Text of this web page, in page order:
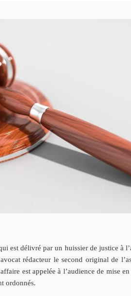
est délivré par un huissier de justice à
rédacteur le second original de
est appelée à l’audience de mise
ordonnés.